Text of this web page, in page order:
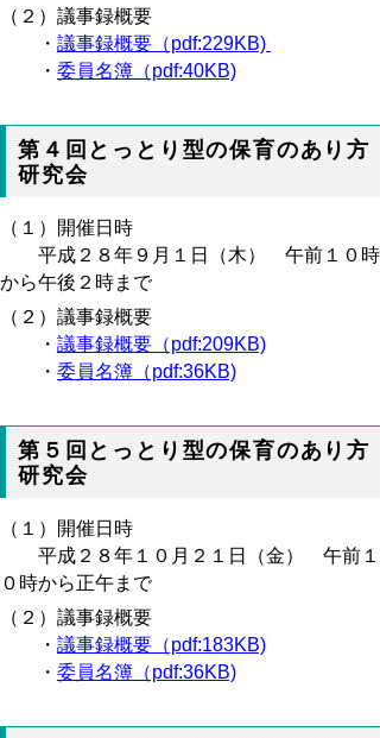
（２）議事録概要
・ 議事録概要（pdf:229KB)
・ 委員名簿（pdf:40KB)
第４回とっとり型の保育のあり方
研究会
（１）開催日時
平成２８年９月１日（木） 午前１０時
から午後２時まで
（２）議事録概要
・ 議事録概要（pdf:209KB)
・ 委員名簿（pdf:36KB)
第５回とっとり型の保育のあり方
研究会
（１）開催日時
平成２８年１０月２１日（金） 午前１
０時から正午まで
（２）議事録概要
・ 議事録概要（pdf:183KB)
・ 委員名簿（pdf:36KB)